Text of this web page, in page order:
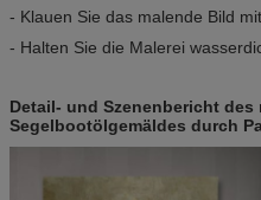
- Klauen Sie das malende Bild
- Halten Sie die Malerei
Detail- und Szenenbericht des
Segelbootölgemäldes durch